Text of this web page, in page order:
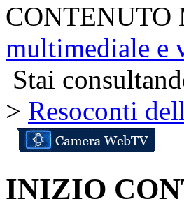
multimediale e
Stai
> Resoconti
INIZIO